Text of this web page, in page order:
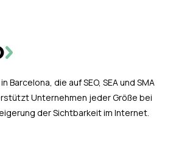
Barcelona, die auf SEO, SEA und SMA
Unternehmen jeder Größe bei
der Sichtbarkeit im Internet.